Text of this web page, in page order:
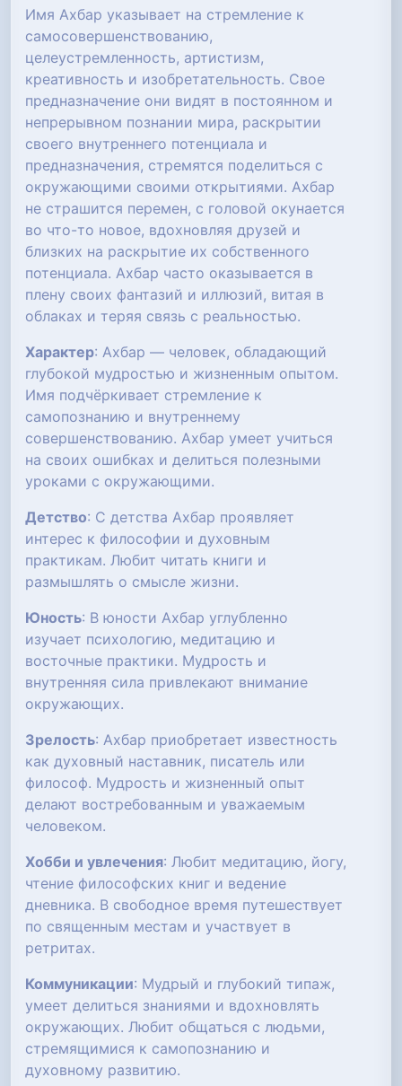
Имя Ахбар указывает на стремление к
самосовершенствованию,
целеустремленность, артистизм,
креативность и изобретательность. Свое
предназначение они видят в постоянном и
непрерывном познании мира, раскрытии
своего внутреннего потенциала и
предназначения, стремятся поделиться с
окружающими своими открытиями. Ахбар
не страшится перемен, с головой окунается
во что-то новое, вдохновляя друзей и
близких на раскрытие их собственного
потенциала. Ахбар часто оказывается в
плену своих фантазий и иллюзий, витая в
облаках и теряя связь с реальностью.
Характер: Ахбар — человек, обладающий
глубокой мудростью и жизненным опытом.
Имя подчёркивает стремление к
самопознанию и внутреннему
совершенствованию. Ахбар умеет учиться
на своих ошибках и делиться полезными
уроками с окружающими.
Детство: С детства Ахбар проявляет
интерес к философии и духовным
практикам. Любит читать книги и
размышлять о смысле жизни.
Юность: В юности Ахбар углубленно
изучает психологию, медитацию и
восточные практики. Мудрость и
внутренняя сила привлекают внимание
окружающих.
Зрелость: Ахбар приобретает известность
как духовный наставник, писатель или
философ. Мудрость и жизненный опыт
делают востребованным и уважаемым
человеком.
Хобби и увлечения: Любит медитацию, йогу,
чтение философских книг и ведение
дневника. В свободное время путешествует
по священным местам и участвует в
ретритах.
Коммуникации: Мудрый и глубокий типаж,
умеет делиться знаниями и вдохновлять
окружающих. Любит общаться с людьми,
стремящимися к самопознанию и
духовному развитию.